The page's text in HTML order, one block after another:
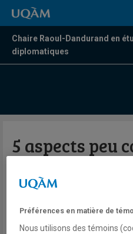
Chaire Raoul-Dandurand en
diplomatiques
5 aspects peu
Préférences en matière de
Nous utilisons des témoins